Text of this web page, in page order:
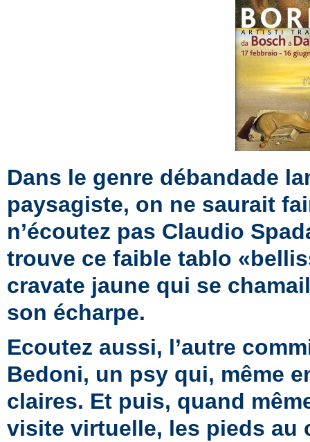
Dans le genre débandade
paysagiste, on ne saurait
n’écoutez pas Claudio
trouve ce faible tablo
cravate jaune qui se
son écharpe.
Ecoutez aussi, l’autre
Bedoni, un psy qui, même
claires. Et puis, quand
visite virtuelle, les pieds au